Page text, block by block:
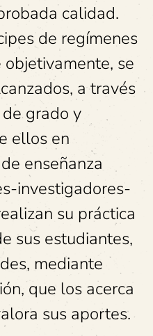
calidad.
de regímenes
se
a través
grado y
ellos en
enseñanza
investigadores-
su práctica
sus estudiantes,
mediante
que los acerca
sus aportes.